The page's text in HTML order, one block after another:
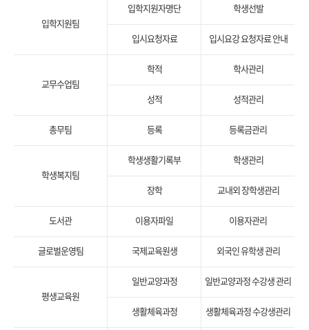
입학지원팀
입학지원자명단 학생선발
입시요청자료 입시요강 요청자료 안내
교무수업팀
학적 학사관리
성적 성적관리
총무팀 등록 등록금관리
학생복지팀
학생생활기록부 학생관리
장학 교내외 장학생관리
도서관 이용자파일 이용자관리
글로벌운영팀 국제교육원생 외국인 유학생 관리
평생교육원
일반교양과정 일반교양과정 수강생 관리
생활체육과정 생활체육과정 수강생관리